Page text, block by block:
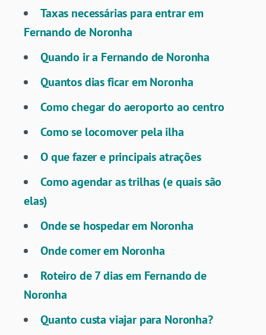
Taxas necessárias para entrar em
Fernando de Noronha
Quando ir a Fernando de Noronha
Quantos dias ficar em Noronha
Como chegar do aeroporto ao centro
Como se locomover pela ilha
O que fazer e principais atrações
Como agendar as trilhas (e quais são
elas)
Onde se hospedar em Noronha
Onde comer em Noronha
Roteiro de 7 dias em Fernando de
Noronha
Quanto custa viajar para Noronha?